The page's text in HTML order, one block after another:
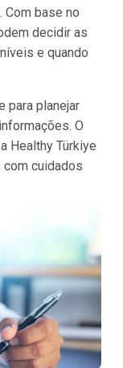
Com base no
decidir as
e quando
para planejar
O
Healthy Türkiye
cuidados